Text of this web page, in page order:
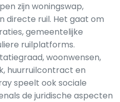
zijn woningswap,
directe ruil. Het gaat om
gemeentelijke
ruilplatforms.
woonwensen,
huurruilcontract en
speelt ook sociale
de juridische aspecten